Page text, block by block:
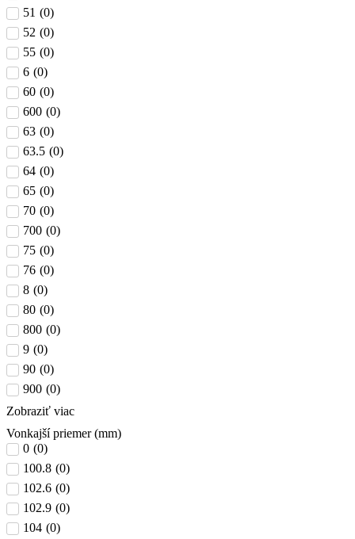
51 (0)
52 (0)
55 (0)
6 (0)
60 (0)
600 (0)
63 (0)
63.5 (0)
64 (0)
65 (0)
70 (0)
700 (0)
75 (0)
76 (0)
8 (0)
80 (0)
800 (0)
9 (0)
90 (0)
900 (0)
Zobraziť viac
Vonkajší priemer (mm)
0 (0)
100.8 (0)
102.6 (0)
102.9 (0)
104 (0)